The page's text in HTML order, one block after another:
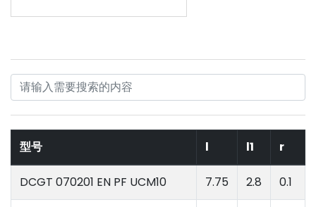
型号 l l1 r
DCGT 070201 EN PF UCM10 7.75 2.8 0.1